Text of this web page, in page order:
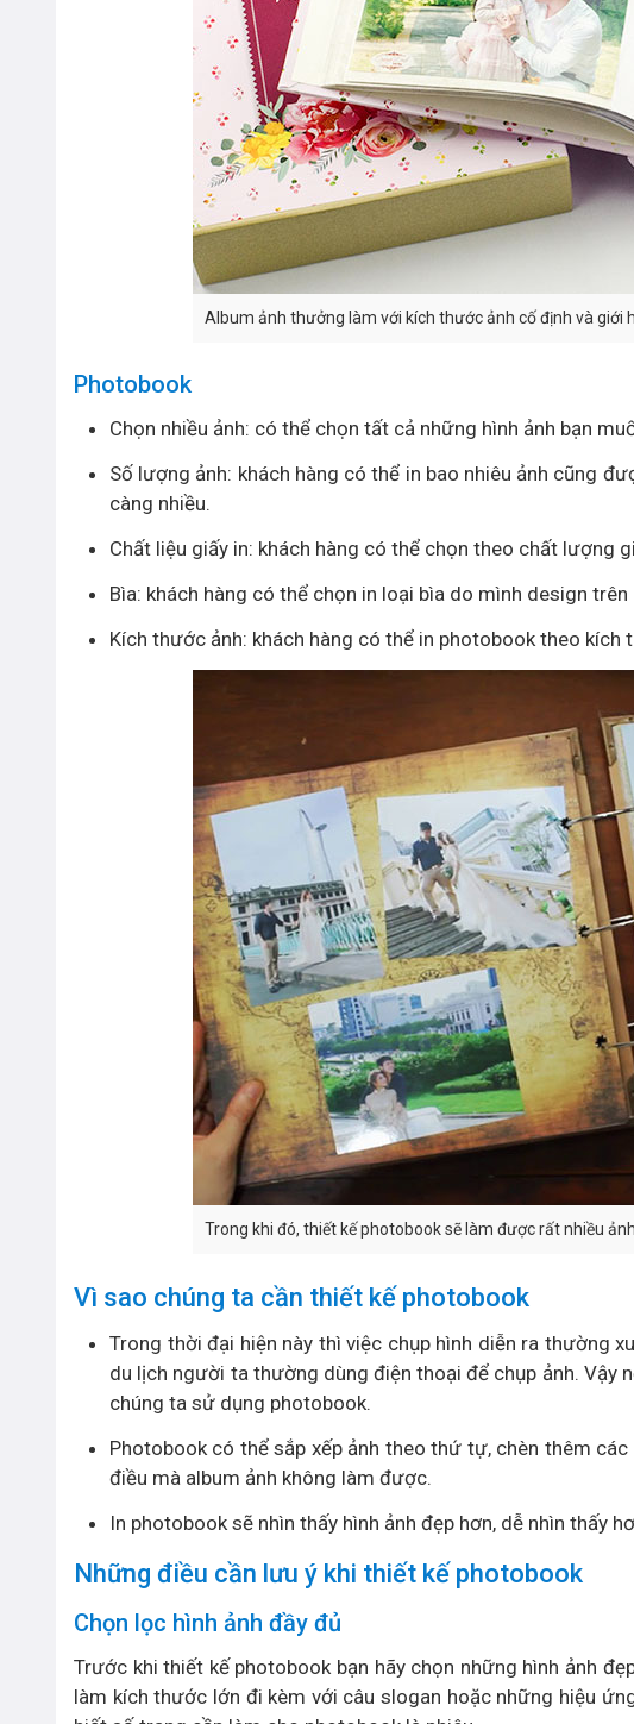
Album ảnh thưởng làm với kích thước ảnh cố định và giới
Photobook
Chọn nhiều ảnh: có thể chọn tất cả những hình ảnh bạn
Số lượng ảnh: khách hàng có thể in bao nhiêu ảnh cũng
càng nhiều.
Chất liệu giấy in: khách hàng có thể chọn theo chất lượng
Bìa: khách hàng có thể chọn in loại bìa do mình design
Kích thước ảnh: khách hàng có thể in photobook theo kích
Trong khi đó, thiết kế photobook sẽ làm được rất nhiều
Vì sao chúng ta cần thiết kế photobook
Trong thời đại hiện này thì việc chụp hình diễn ra thường
du lịch người ta thường dùng điện thoại để chụp ảnh. Vậy
chúng ta sử dụng photobook.
Photobook có thể sắp xếp ảnh theo thứ tự, chèn thêm
điều mà album ảnh không làm được.
In photobook sẽ nhìn thấy hình ảnh đẹp hơn, dễ nhìn thấy
Những điều cần lưu ý khi thiết kế photobook
Chọn lọc hình ảnh đầy đủ
Trước khi thiết kế photobook bạn hãy chọn những hình ảnh
làm kích thước lớn đi kèm với câu slogan hoặc những hiệu